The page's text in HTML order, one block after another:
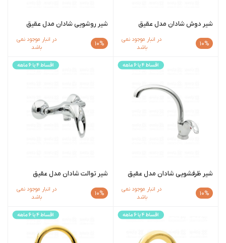
شیر دوش شادان مدل عقیق
10%
در انبار موجود نمی
باشد
شیر روشویی شادان مدل عقیق
10%
در انبار موجود نمی
باشد
شیر ظرفشویی شادان مدل عقیق
10%
در انبار موجود نمی
باشد
شیر توالت شادان مدل عقیق
10%
در انبار موجود نمی
باشد